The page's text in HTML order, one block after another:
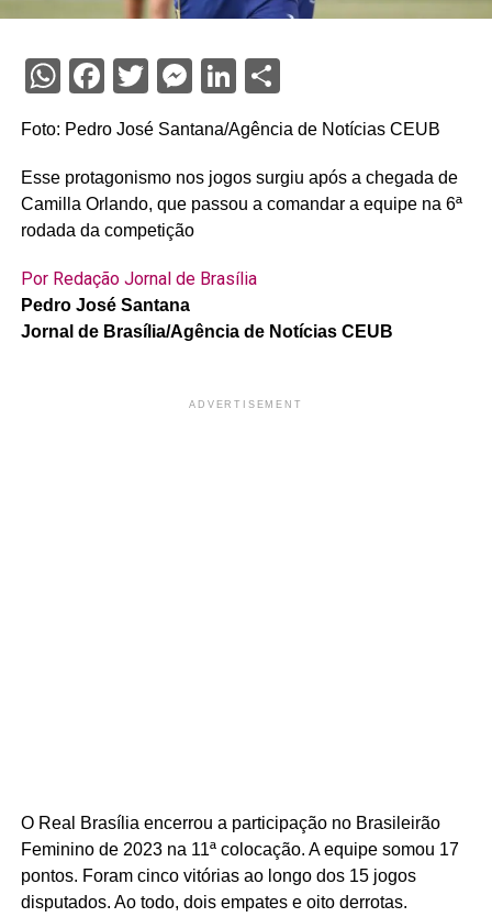
WhatsApp
Facebook
Twitter
Messenger
LinkedIn
Share
Foto: Pedro José Santana/Agência de Notícias CEUB
Esse protagonismo nos jogos surgiu após a chegada de
Camilla Orlando, que passou a comandar a equipe na 6ª
rodada da competição
Por Redação Jornal de Brasília
Pedro José Santana
Jornal de Brasília/Agência de Notícias CEUB
ADVERTISEMENT
O Real Brasília encerrou a participação no Brasileirão
Feminino de 2023 na 11ª colocação. A equipe somou 17
pontos. Foram cinco vitórias ao longo dos 15 jogos
disputados. Ao todo, dois empates e oito derrotas.